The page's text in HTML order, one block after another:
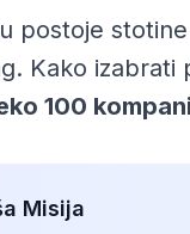
postoje
Kako izabrati
100
Misija